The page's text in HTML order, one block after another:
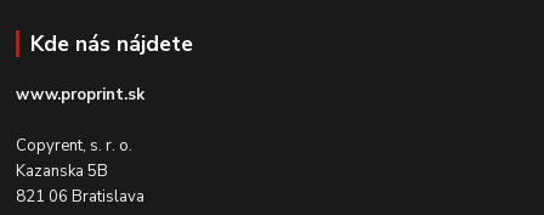
Kde nás nájdete
www.proprint.sk
Copyrent, s. r. o.
Kazanska 5B
821 06 Bratislava